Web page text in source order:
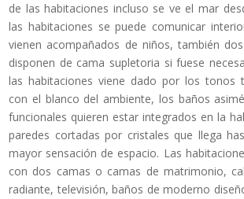
de las habitaciones incluso se ve el mar
las habitaciones se puede comunicar
vienen acompañados de niños, también
disponen de cama supletoria si fuese
las habitaciones viene dado por los tonos
con el blanco del ambiente, los baños
funcionales quieren estar integrados en la
paredes cortadas por cristales que llega
mayor sensación de espacio. Las
con dos camas o camas de matrimonio,
radiante, televisión, baños de moderno